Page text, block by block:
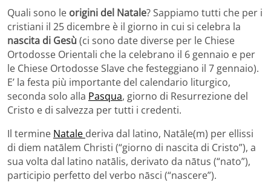
Quali sono le origini del Natale? Sappiamo tutti che per i
cristiani il 25 dicembre è il giorno in cui si celebra la
nascita di Gesù (ci sono date diverse per le Chiese
Ortodosse Orientali che la celebrano il 6 gennaio e per
le Chiese Ortodosse Slave che festeggiano il 7 gennaio).
E’ la festa più importante del calendario liturgico,
seconda solo alla Pasqua, giorno di Resurrezione del
Cristo e di salvezza per tutti i credenti.
Il termine Natale deriva dal latino, Natāle(m) per ellissi
di diem natālem Christi (“giorno di nascita di Cristo”), a
sua volta dal latino natālis, derivato da nātus (“nato”),
participio perfetto del verbo nāsci (“nascere”).